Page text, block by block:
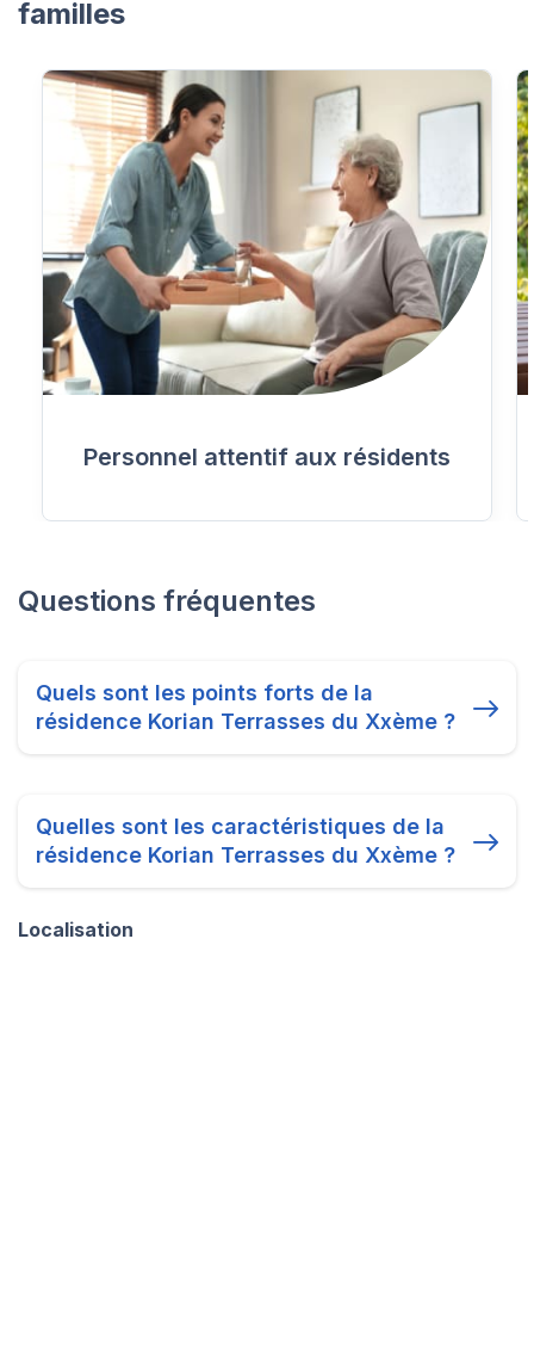
familles
Personnel attentif aux résidents
Questions fréquentes
Quels sont les points forts de la
résidence Korian Terrasses du Xxème ?
Quelles sont les caractéristiques de la
résidence Korian Terrasses du Xxème ?
Localisation